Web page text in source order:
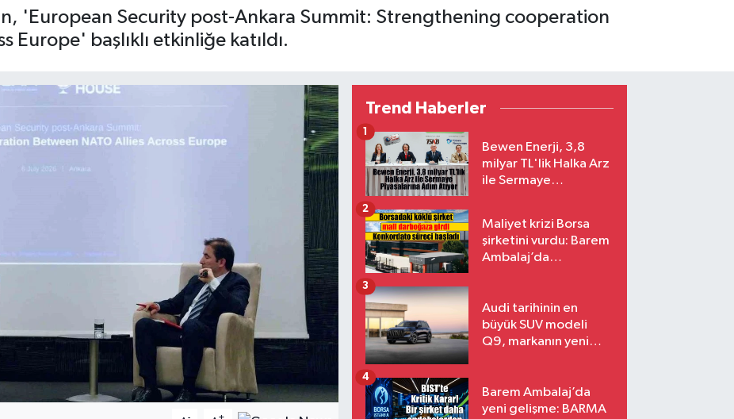
'European Security post-Ankara Summit: Strengthening cooperation
Europe' başlıklı etkinliğe katıldı.
Trend Haberler
Bewen Enerji, 3,8
milyar TL'lik Halka Arz
ile Sermaye
1
Maliyet krizi Borsa
şirketini vurdu: Barem
Ambalaj’da
2
Audi tarihinin en
büyük SUV modeli
Q9, markanın yeni
3
Barem Ambalaj’da
yeni gelişme: BARMA
4